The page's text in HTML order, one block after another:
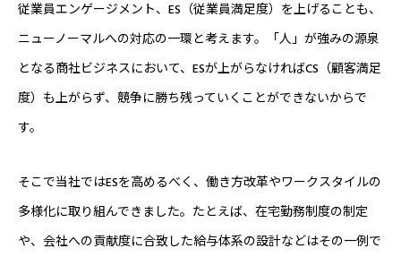
従業員エンゲージメント、ES（従業員満足度）を上げることも、
ニューノーマルへの対応の一環と考えます。「人」が強みの源泉
となる商社ビジネスにおいて、ESが上がらなければCS（顧客満足
度）も上がらず、競争に勝ち残っていくことができないからで
す。
そこで当社ではESを高めるべく、働き方改革やワークスタイルの
多様化に取り組んできました。たとえば、在宅勤務制度の制定
や、会社への貢献度に合致した給与体系の設計などはその一例で